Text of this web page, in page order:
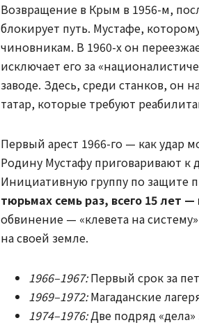
Возвращение в Крым в 1956-м,
блокирует путь. Мустафе,
чиновникам. В 1960-х он
исключает его за
заводе. Здесь, среди станков,
татар, которые требуют
Первый арест 1966-го — как удар
Родину Мустафу приговаривают к
Инициативную группу по защите
тюрьмах семь раз, всего 15 лет
обвинение — «клевета на
на своей земле.
1966–1967:Первый срок за
1969–1972:Магаданские
1974–1976:Две подряд «дела»